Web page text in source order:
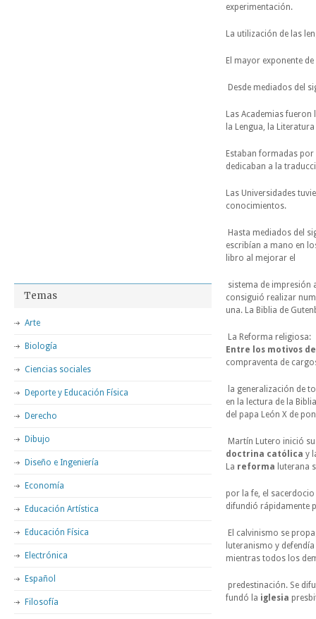
experimentación.
La utilización de las
El mayor exponente
Desde mediados del
Las Academias
la Lengua, la
Estaban formadas
dedicaban a la
Las Universidades
conocimientos.
Hasta mediados del
escribían a mano en
libro al mejorar el
sistema de impresión
consiguió realizar
una. La Biblia de
La Reforma religiosa:
Entre los motivos
compraventa de
la generalización de
en la lectura de la
del papa León X de
Martín Lutero inició
doctrina católica y
La reforma luterana
por la fe, el
difundió rápidamente
El calvinismo se
luteranismo y
mientras todos los
predestinación. Se
fundó la iglesia
Temas
Arte
Biología
Ciencias sociales
Deporte y Educación Física
Derecho
Dibujo
Diseño e Ingeniería
Economía
Educación Artística
Educación Física
Electrónica
Español
Filosofía